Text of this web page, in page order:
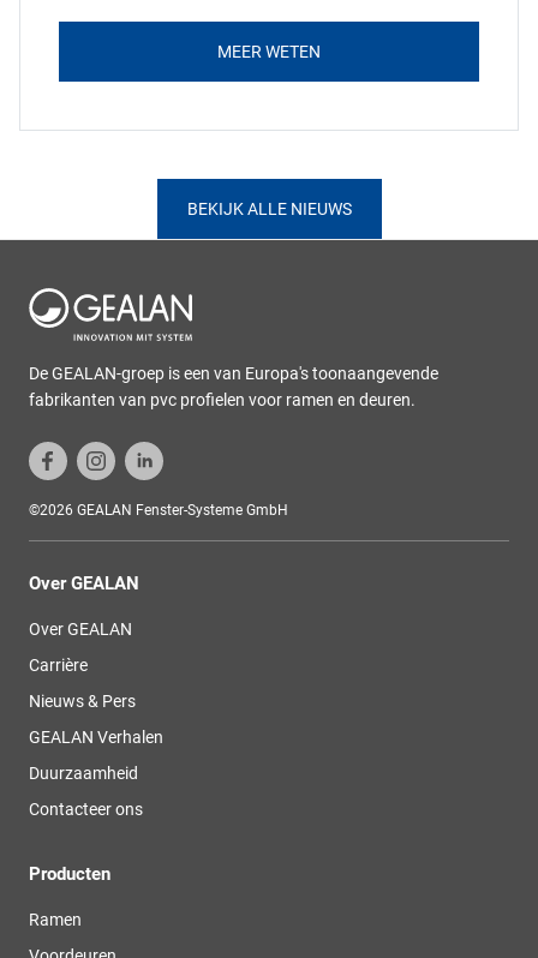
MEER WETEN
BEKIJK ALLE NIEUWS
De GEALAN-groep is een van Europa's toonaangevende
fabrikanten van pvc profielen voor ramen en deuren.
©2026 GEALAN Fenster-Systeme GmbH
Over GEALAN
Over GEALAN
Carrière
Nieuws & Pers
GEALAN Verhalen
Duurzaamheid
Contacteer ons
Producten
Ramen